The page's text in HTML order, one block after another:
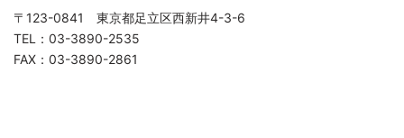
〒123-0841 東京都足立区西新井4-3-6
TEL：03-3890-2535
FAX：03-3890-2861